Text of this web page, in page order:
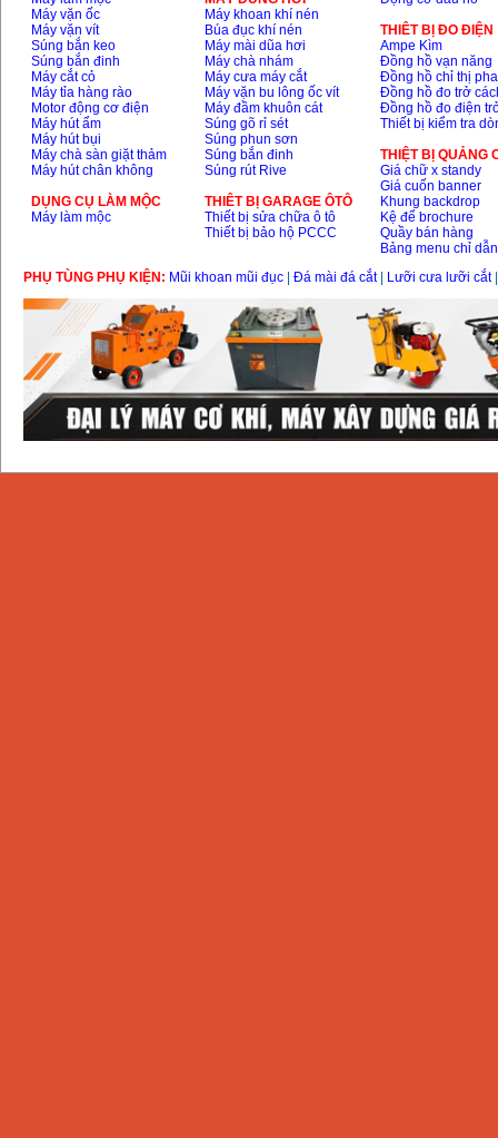
Máy vặn ốc
Máy vặn vít
Súng bắn keo
Súng bắn đinh
Máy cắt cỏ
Máy tỉa hàng rào
Motor động cơ điện
Máy hút ẩm
Máy hút bụi
Máy chà sàn giặt thảm
Máy hút chân không
DỤNG CỤ LÀM MỘC
Máy làm mộc
Máy khoan khí nén
Búa đục khí nén
Máy mài dũa hơi
Máy chà nhám
Máy cưa máy cắt
Máy vặn bu lông ốc vít
Máy đầm khuôn cát
Súng gõ rỉ sét
Súng phun sơn
Súng bắn đinh
Súng rút Rive
THIÊT BỊ GARAGE ÔTÔ
Thiết bị sửa chữa ô tô
Thiết bị bảo hộ PCCC
THIÊT BỊ ĐO ĐIỆN
Ampe Kìm
Đồng hồ vạn năng
Đồng hồ chỉ thị pha
Đồng hồ đo trở
Đồng hồ đo điện
Thiết bị kiểm tra
THIỆT BỊ QUẢNG
Giá chữ x standy
Giá cuốn banner
Khung backdrop
Kệ để brochure
Quầy bán hàng
Bảng menu chỉ dẫn
PHỤ TÙNG PHỤ KIỆN: Mũi khoan mũi đục Đá mài đá cắt| Lưỡi cưa lưỡi cắt